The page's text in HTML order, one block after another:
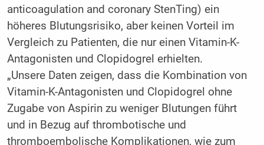
anticoagulation and coronary StenTing) ein
höheres Blutungsrisiko, aber keinen Vorteil im
Vergleich zu Patienten, die nur einen Vitamin-K-
Antagonisten und Clopidogrel erhielten.
„Unsere Daten zeigen, dass die Kombination von
Vitamin-K-Antagonisten und Clopidogrel ohne
Zugabe von Aspirin zu weniger Blutungen führt
und in Bezug auf thrombotische und
thromboembolische Komplikationen, wie zum